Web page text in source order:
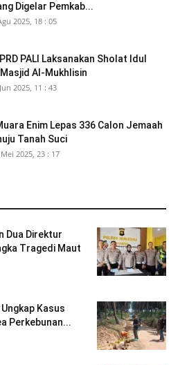
Digelar Pemkab...
2025, 18 : 05
PALI Laksanakan Sholat Idul
Al-Mukhlisin
2025, 11 : 43
Enim Lepas 336 Calon Jemaah
Tanah Suci
2025, 23 : 17
Dua Direktur
Tragedi Maut
Kasus
Perkebunan...